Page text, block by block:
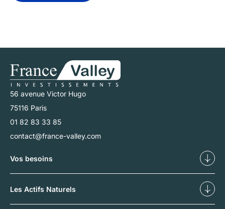
56 avenue Victor Hugo
75116 Paris
01 82 83 33 85
contact@france-valley.com
Vos besoins
Les Actifs Naturels